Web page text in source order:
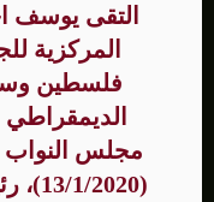
التقى يوسف
المركزية
فلسطين
مجلس النواب
(13/